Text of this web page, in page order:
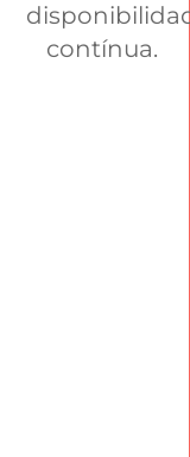
contínua.